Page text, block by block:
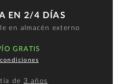
EN 2/4 DÍAS
en almacén externo
GRATIS
de 3 años